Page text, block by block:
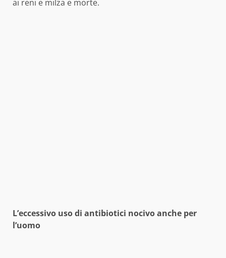
ai reni e milza e morte.
L’eccessivo uso di antibiotici nocivo anche per
l’uomo